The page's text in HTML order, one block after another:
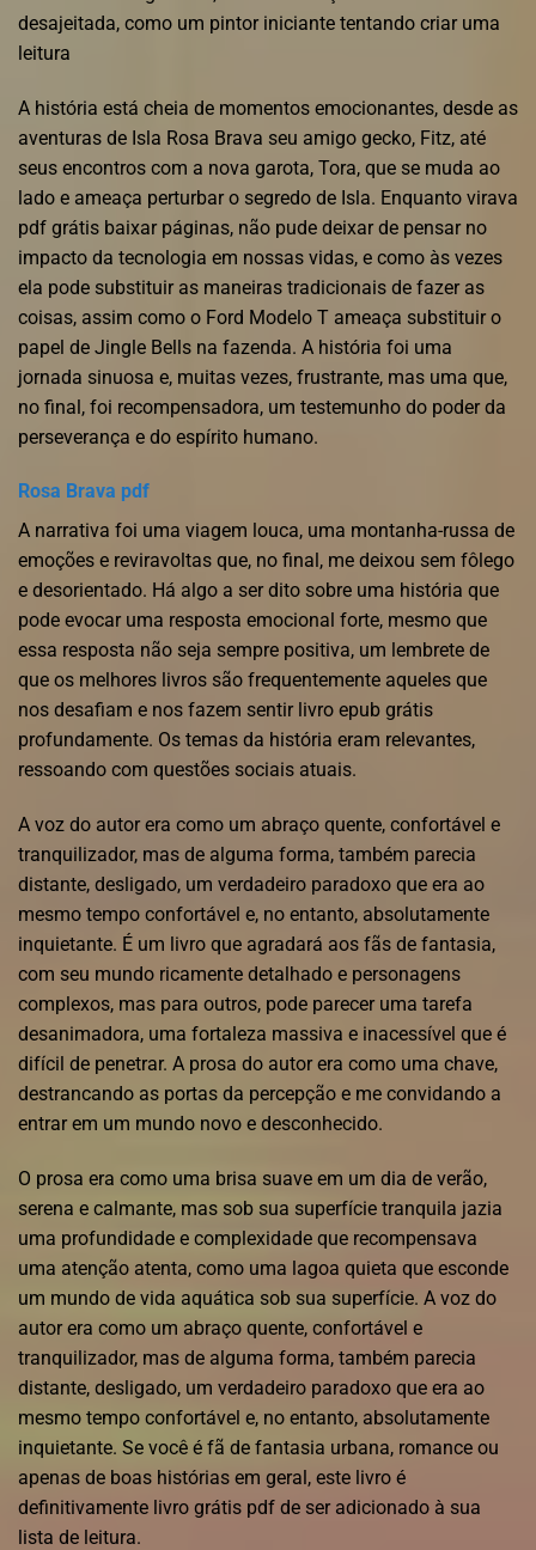
desajeitada, como um pintor iniciante tentando criar uma
leitura
A história está cheia de momentos emocionantes, desde as
aventuras de Isla Rosa Brava seu amigo gecko, Fitz, até
seus encontros com a nova garota, Tora, que se muda ao
lado e ameaça perturbar o segredo de Isla. Enquanto virava
pdf grátis baixar páginas, não pude deixar de pensar no
impacto da tecnologia em nossas vidas, e como às vezes
ela pode substituir as maneiras tradicionais de fazer as
coisas, assim como o Ford Modelo T ameaça substituir o
papel de Jingle Bells na fazenda. A história foi uma
jornada sinuosa e, muitas vezes, frustrante, mas uma que,
no final, foi recompensadora, um testemunho do poder da
perseverança e do espírito humano.
Rosa Brava pdf
A narrativa foi uma viagem louca, uma montanha-russa de
emoções e reviravoltas que, no final, me deixou sem fôlego
e desorientado. Há algo a ser dito sobre uma história que
pode evocar uma resposta emocional forte, mesmo que
essa resposta não seja sempre positiva, um lembrete de
que os melhores livros são frequentemente aqueles que
nos desafiam e nos fazem sentir livro epub grátis
profundamente. Os temas da história eram relevantes,
ressoando com questões sociais atuais.
A voz do autor era como um abraço quente, confortável e
tranquilizador, mas de alguma forma, também parecia
distante, desligado, um verdadeiro paradoxo que era ao
mesmo tempo confortável e, no entanto, absolutamente
inquietante. É um livro que agradará aos fãs de fantasia,
com seu mundo ricamente detalhado e personagens
complexos, mas para outros, pode parecer uma tarefa
desanimadora, uma fortaleza massiva e inacessível que é
difícil de penetrar. A prosa do autor era como uma chave,
destrancando as portas da percepção e me convidando a
entrar em um mundo novo e desconhecido.
O prosa era como uma brisa suave em um dia de verão,
serena e calmante, mas sob sua superfície tranquila jazia
uma profundidade e complexidade que recompensava
uma atenção atenta, como uma lagoa quieta que esconde
um mundo de vida aquática sob sua superfície. A voz do
autor era como um abraço quente, confortável e
tranquilizador, mas de alguma forma, também parecia
distante, desligado, um verdadeiro paradoxo que era ao
mesmo tempo confortável e, no entanto, absolutamente
inquietante. Se você é fã de fantasia urbana, romance ou
apenas de boas histórias em geral, este livro é
definitivamente livro grátis pdf de ser adicionado à sua
lista de leitura.